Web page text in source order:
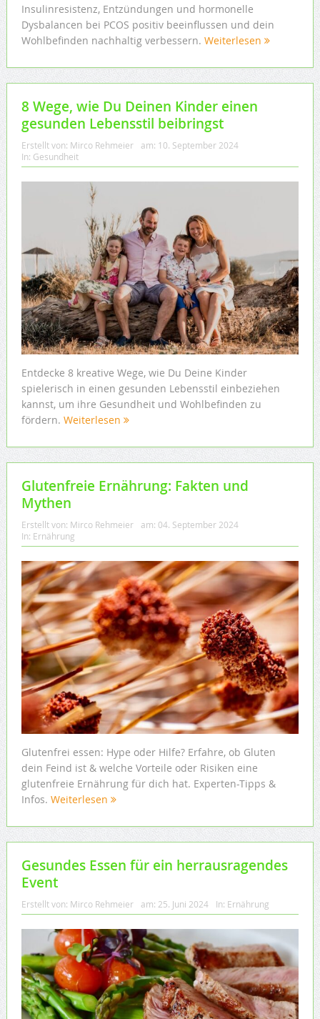
Insulinresistenz, Entzündungen und hormonelle
Dysbalancen bei PCOS positiv beeinflussen und dein
Wohlbefinden nachhaltig verbessern. Weiterlesen
8 Wege, wie Du Deinen Kinder einen
gesunden Lebensstil beibringst
Erstellt von: Mirco Rehmeier am: 10. September 2024
In: Gesundheit
Entdecke 8 kreative Wege, wie Du Deine Kinder
spielerisch in einen gesunden Lebensstil einbeziehen
kannst, um ihre Gesundheit und Wohlbefinden zu
fördern. Weiterlesen
Glutenfreie Ernährung: Fakten und
Mythen
Erstellt von: Mirco Rehmeier am: 04. September 2024
In: Ernährung
Glutenfrei essen: Hype oder Hilfe? Erfahre, ob Gluten
dein Feind ist & welche Vorteile oder Risiken eine
glutenfreie Ernährung für dich hat. Experten-Tipps &
Infos. Weiterlesen
Gesundes Essen für ein herrausragendes
Event
Erstellt von: Mirco Rehmeier am: 25. Juni 2024 In: Ernährung